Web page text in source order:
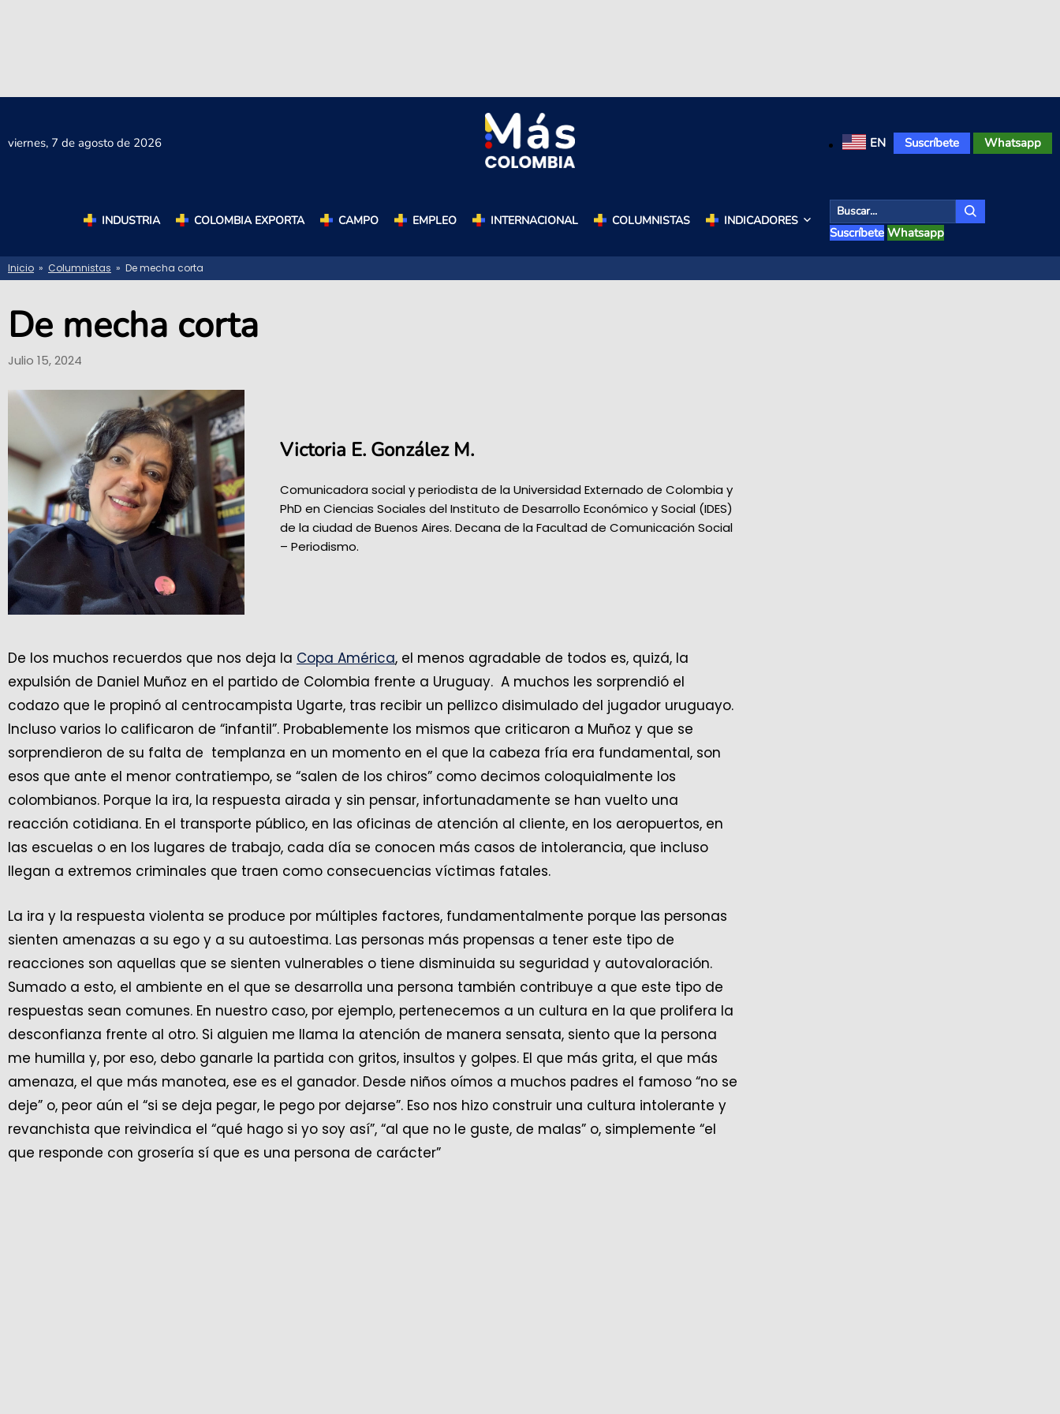
viernes, 7 de agosto de 2026 EN Suscríbete Whatsapp
INDUSTRIA COLOMBIA EXPORTA CAMPO EMPLEO INTERNACIONAL COLUMNISTAS INDICADORES
Suscríbete Whatsapp
Inicio » Columnistas » De mecha corta
De mecha corta
Julio 15, 2024
Victoria E. González M.
Comunicadora social y periodista de la Universidad Externado de Colombia y
PhD en Ciencias Sociales del Instituto de Desarrollo Económico y Social (IDES)
de la ciudad de Buenos Aires. Decana de la Facultad de Comunicación Social
– Periodismo.
De los muchos recuerdos que nos deja la Copa América, el menos agradable de todos es, quizá, la
expulsión de Daniel Muñoz en el partido de Colombia frente a Uruguay. A muchos les sorprendió el
codazo que le propinó al centrocampista Ugarte, tras recibir un pellizco disimulado del jugador uruguayo.
Incluso varios lo calificaron de “infantil”. Probablemente los mismos que criticaron a Muñoz y que se
sorprendieron de su falta de templanza en un momento en el que la cabeza fría era fundamental, son
esos que ante el menor contratiempo, se “salen de los chiros” como decimos coloquialmente los
colombianos. Porque la ira, la respuesta airada y sin pensar, infortunadamente se han vuelto una
reacción cotidiana. En el transporte público, en las oficinas de atención al cliente, en los aeropuertos, en
las escuelas o en los lugares de trabajo, cada día se conocen más casos de intolerancia, que incluso
llegan a extremos criminales que traen como consecuencias víctimas fatales.
La ira y la respuesta violenta se produce por múltiples factores, fundamentalmente porque las personas
sienten amenazas a su ego y a su autoestima. Las personas más propensas a tener este tipo de
reacciones son aquellas que se sienten vulnerables o tiene disminuida su seguridad y autovaloración.
Sumado a esto, el ambiente en el que se desarrolla una persona también contribuye a que este tipo de
respuestas sean comunes. En nuestro caso, por ejemplo, pertenecemos a un cultura en la que prolifera la
desconfianza frente al otro. Si alguien me llama la atención de manera sensata, siento que la persona
me humilla y, por eso, debo ganarle la partida con gritos, insultos y golpes. El que más grita, el que más
amenaza, el que más manotea, ese es el ganador. Desde niños oímos a muchos padres el famoso “no se
deje” o, peor aún el “si se deja pegar, le pego por dejarse”. Eso nos hizo construir una cultura intolerante y
revanchista que reivindica el “qué hago si yo soy así”, “al que no le guste, de malas” o, simplemente “el
que responde con grosería sí que es una persona de carácter”